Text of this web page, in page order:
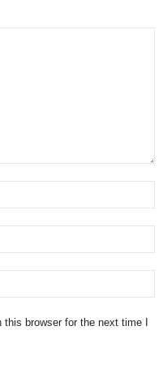
browser for the next time I